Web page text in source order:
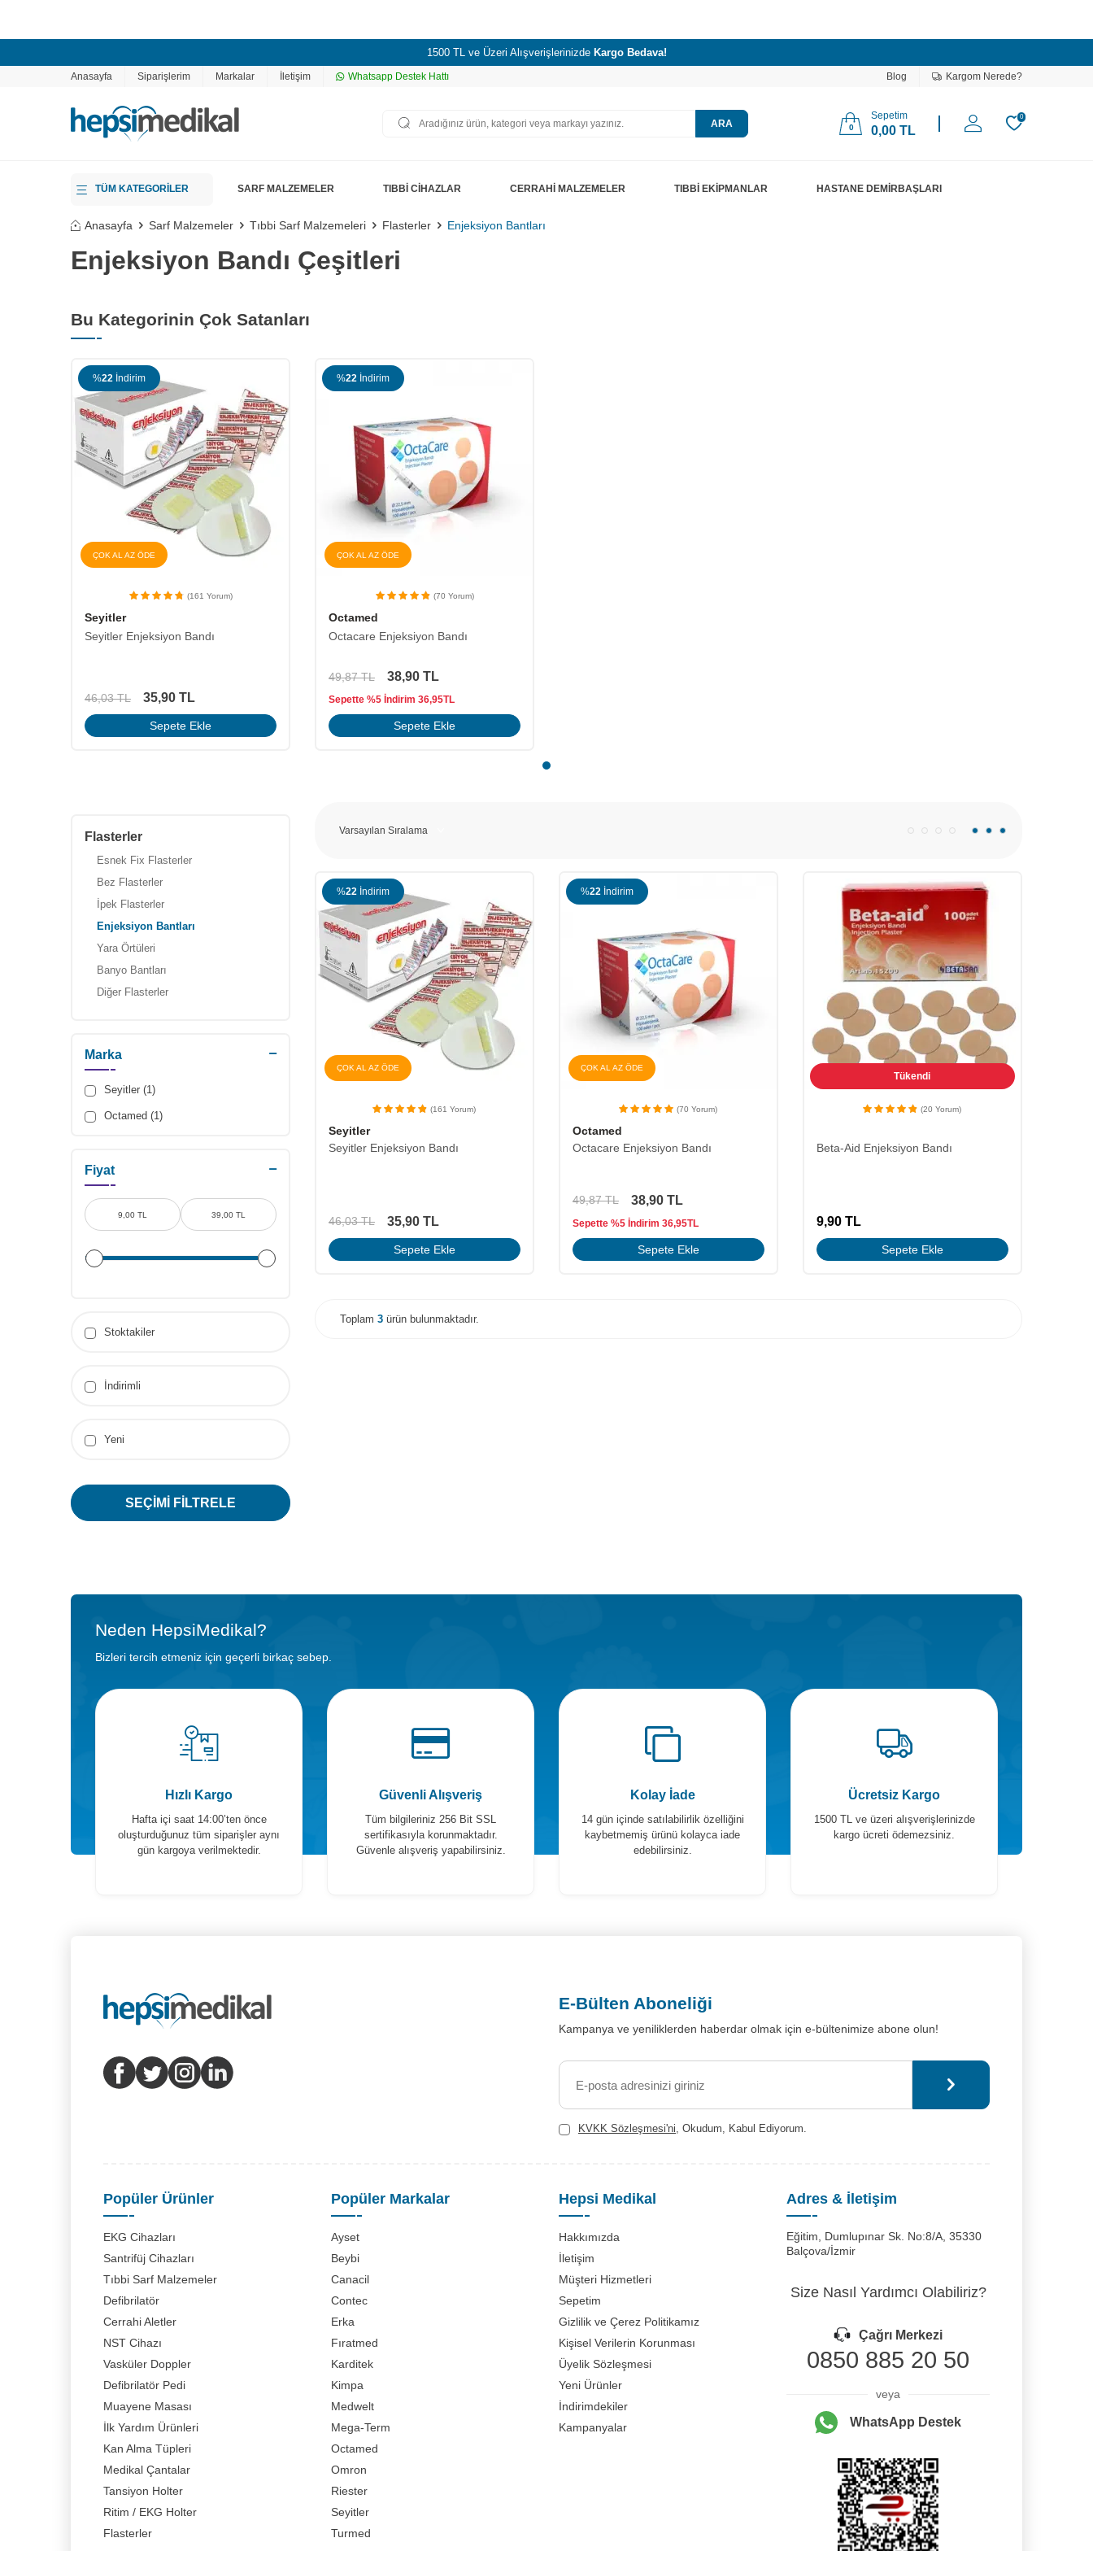
1500 TL ve Üzeri Alışverişlerinizde Kargo Bedava!
Anasayfa Siparişlerim Markalar İletişim Whatsapp Destek Hattı Blog Kargom Nerede?
ARA 0
Sepetim
0,00 TL
0
TÜM KATEGORİLER SARF MALZEMELER TIBBİ CİHAZLAR CERRAHİ MALZEMELER TIBBİ EKİPMANLAR HASTANE DEMİRBAŞLARI
Anasayfa Sarf Malzemeler Tıbbi Sarf Malzemeleri Flasterler Enjeksiyon Bantları
Enjeksiyon Bandı Çeşitleri
Bu Kategorinin Çok Satanları
%22 İndirim
ÇOK AL AZ ÖDE
(161 Yorum)
Seyitler
Seyitler Enjeksiyon Bandı
46,03TL 35,90 TL
Sepete Ekle
%22 İndirim
ÇOK AL AZ ÖDE
(70 Yorum)
Octamed
Octacare Enjeksiyon Bandı
49,87TL 38,90 TL
Sepette %5 İndirim 36,95TL
Sepete Ekle
Flasterler
Esnek Fix Flasterler
Bez Flasterler
İpek Flasterler
Enjeksiyon Bantları
Yara Örtüleri
Banyo Bantları
Diğer Flasterler
Marka
Seyitler (1)
Octamed (1)
Fiyat
Stoktakiler
İndirimli
Yeni
SEÇIMI FILTRELE
%22 İndirim
ÇOK AL AZ ÖDE
(161 Yorum)
Seyitler
Seyitler Enjeksiyon Bandı
46,03TL 35,90 TL
Sepete Ekle
%22 İndirim
ÇOK AL AZ ÖDE
(70 Yorum)
Octamed
Octacare Enjeksiyon Bandı
49,87TL 38,90TL
Sepette %5 İndirim 36,95TL
Sepete Ekle
Tükendi
(20 Yorum)
Beta-Aid Enjeksiyon Bandı
9,90TL
Sepete Ekle
Toplam 3 ürün bulunmaktadır.
Neden HepsiMedikal?
Bizleri tercih etmeniz için geçerli birkaç sebep.
Hızlı Kargo
Hafta içi saat 14:00’ten önce
oluşturduğunuz tüm siparişler aynı
gün kargoya verilmektedir.
Güvenli Alışveriş
Tüm bilgileriniz 256 Bit SSL
sertifikasıyla korunmaktadır.
Güvenle alışveriş yapabilirsiniz.
Kolay İade
14 gün içinde satılabilirlik özelliğini
kaybetmemiş ürünü kolayca iade
edebilirsiniz.
Ücretsiz Kargo
1500 TL ve üzeri alışverişlerinizde
kargo ücreti ödemezsiniz.
E-Bülten Aboneliği
Kampanya ve yeniliklerden haberdar olmak için e-bültenimize abone olun!
KVKK Sözleşmesi'ni, Okudum, Kabul Ediyorum.
Popüler Ürünler
EKG Cihazları
Santrifüj Cihazları
Tıbbi Sarf Malzemeler
Defibrilatör
Cerrahi Aletler
NST Cihazı
Vasküler Doppler
Defibrilatör Pedi
Muayene Masası
İlk Yardım Ürünleri
Kan Alma Tüpleri
Medikal Çantalar
Tansiyon Holter
Ritim / EKG Holter
Flasterler
Popüler Markalar
Ayset
Beybi
Canacil
Contec
Erka
Fıratmed
Karditek
Kimpa
Medwelt
Mega-Term
Octamed
Omron
Riester
Seyitler
Turmed
Hepsi Medikal
Hakkımızda
İletişim
Müşteri Hizmetleri
Sepetim
Gizlilik ve Çerez Politikamız
Kişisel Verilerin Korunması
Üyelik Sözleşmesi
Yeni Ürünler
İndirimdekiler
Kampanyalar
Adres & İletişim
Eğitim, Dumlupınar Sk. No:8/A, 35330
Balçova/İzmir
Size Nasıl Yardımcı Olabiliriz?
Çağrı Merkezi
0850 885 20 50
veya
WhatsApp Destek